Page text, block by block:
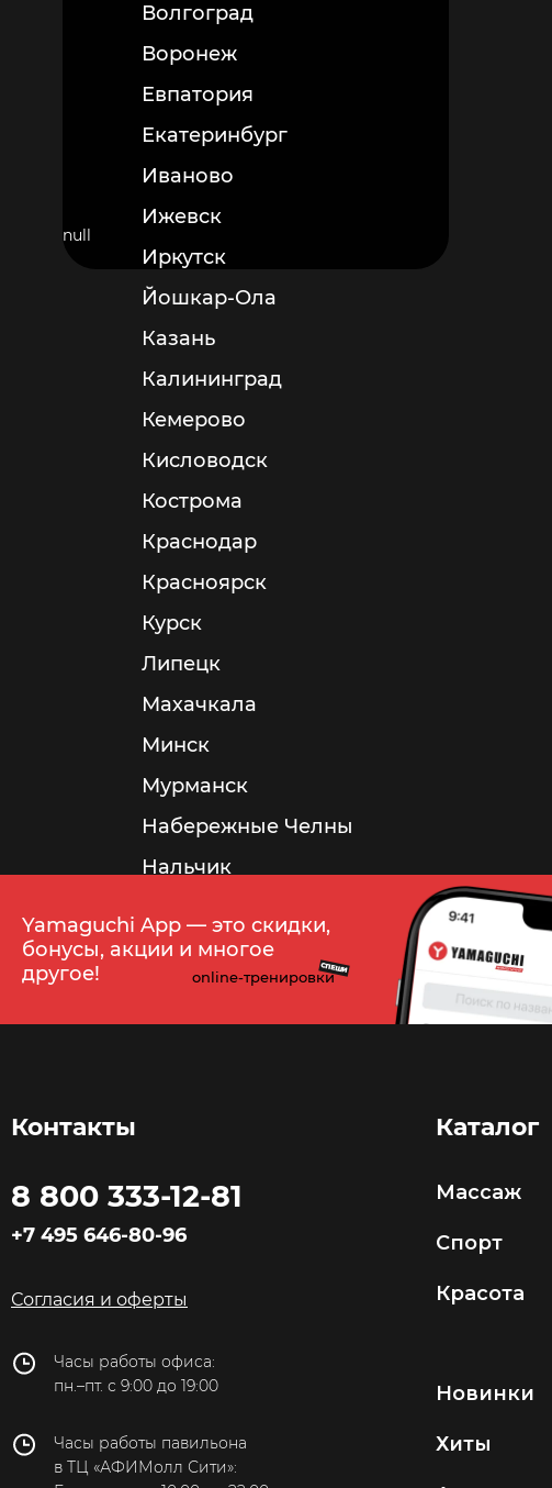
Волгоград
Воронеж
Евпатория
Екатеринбург
Иваново
Ижевск
Иркутск
Йошкар-Ола
Казань
Калининград
Кемерово
Кисловодск
Кострома
Краснодар
Красноярск
Курск
Липецк
Махачкала
Минск
Мурманск
Набережные Челны
Нальчик
Нижнекамск
Нижний Новгород
Новокузнецк
Оренбург
Пенза
Петропавловск-
Пятигорск
Рязань
null
Yamaguchi App — это скидки,
бонусы, акции и многое
другое!
online-тренировки
СПЕШИ
Контакты
8 800 333-12-81
+7 495 646-80-96
Согласия и оферты
Часы работы офиса:
пн.–пт. с 9:00 до 19:00
Часы работы павильона
в ТЦ «АФИМолл Сити»:
Каталог
Массаж
Спорт
Красота
Новинки
Хиты